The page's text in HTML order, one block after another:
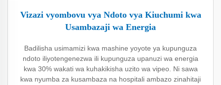
Vizazi vyombovu vya Ndoto vya Kiuchumi kwa
Usambazaji wa Energia
Badilisha usimamizi kwa mashine yoyote ya kupunguza
ndoto iliyotengenezwa ili kupunguza upanuzi wa energia
kwa 30% wakati wa kuhakikisha uzito wa vipeo. Ni sawa
kwa nyumba za kusambaza na hospitali ambazo zinahitaji